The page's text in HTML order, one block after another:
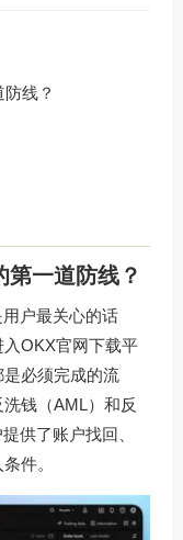
线？
第一道防线？
户最关心的话
OKX官网下载平
是必须完成的流
钱（AML）和反
供了账户找回、
件。